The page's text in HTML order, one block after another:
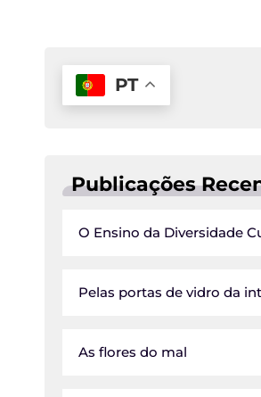
PT
Publicações
O Ensino da Diversidade
Pelas portas de vidro da
As flores do mal